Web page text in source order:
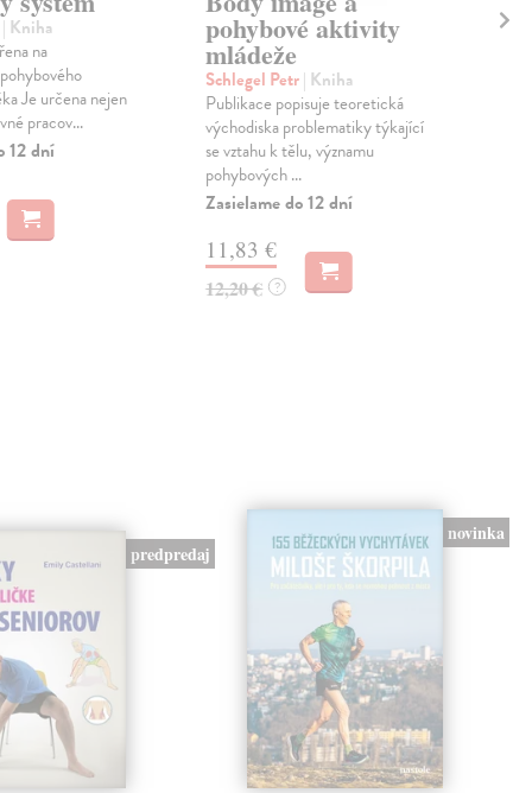
| Kniha
na
Je určena nejen
pracov...
12 dní
pohybové aktivity
mládeže
Schlegel Petr| Kniha
Publikace popisuje teoretická
východiska problematiky týkající
se vztahu k tělu, významu
pohybových ...
Zasielame do 12 dní
11,83 €
12,20 € ?
predpredaj
novinka